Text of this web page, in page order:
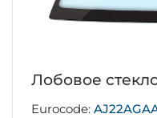
Лобовое
Eurocode: